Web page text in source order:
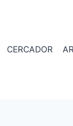
CERCADOR